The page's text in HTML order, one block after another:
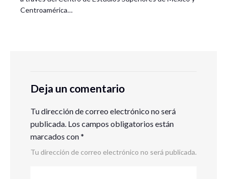
Centroamérica…
Deja un comentario
Tu dirección de correo electrónico no será
publicada. Los campos obligatorios están
marcados con*
Tu dirección de correo electrónico no será publicada.